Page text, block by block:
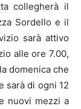
collegherà il
Sordello e il
sarà attivo
alle ore 7.00,
domenica che
sarà di ogni 12
nuovi mezzi a